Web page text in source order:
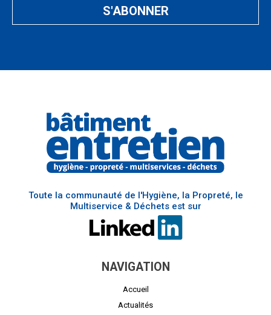
Toute la communauté de l'Hygiène, la Propreté, le
Multiservice & Déchets est sur
NAVIGATION
Accueil
Actualités